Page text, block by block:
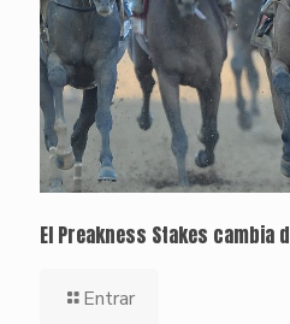
El Preakness Stakes cambia
Entrar